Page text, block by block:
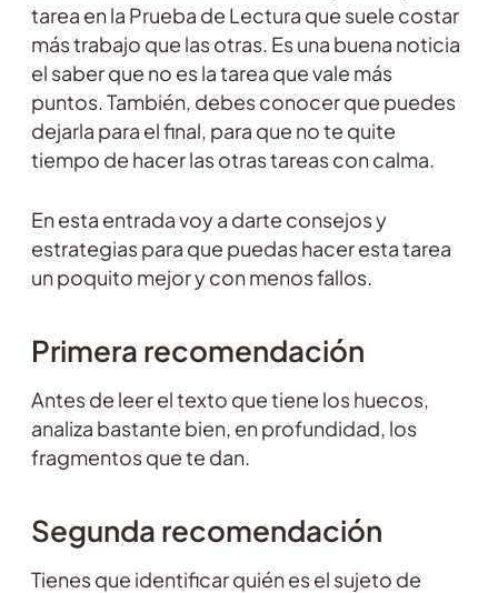
tarea en la Prueba de Lectura que suele costar
más trabajo que las otras. Es una buena noticia
el saber que no es la tarea que vale más
puntos. También, debes conocer que puedes
dejarla para el final, para que no te quite
tiempo de hacer las otras tareas con calma.
En esta entrada voy a darte consejos y
estrategias para que puedas hacer esta tarea
un poquito mejor y con menos fallos.
Primera recomendación
Antes de leer el texto que tiene los huecos,
analiza bastante bien, en profundidad, los
fragmentos que te dan.
Segunda recomendación
Tienes que identificar quién es el sujeto de